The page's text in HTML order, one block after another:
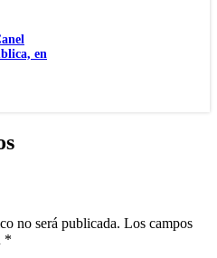
en
no será publicada. Los campos
*